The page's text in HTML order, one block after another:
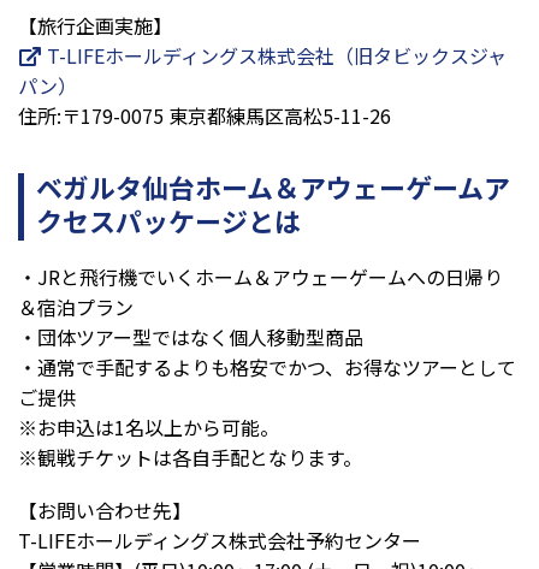
【旅行企画実施】
T-LIFEホールディングス株式会社（旧タビックスジャ
パン）
住所:〒179-0075 東京都練馬区高松5-11-26
ベガルタ仙台ホーム＆アウェーゲームア
クセスパッケージとは
・JRと飛行機でいくホーム＆アウェーゲームへの日帰り
＆宿泊プラン
・団体ツアー型ではなく個人移動型商品
・通常で手配するよりも格安でかつ、お得なツアーとして
ご提供
※お申込は1名以上から可能。
※観戦チケットは各自手配となります。
【お問い合わせ先】
T-LIFEホールディングス株式会社予約センター